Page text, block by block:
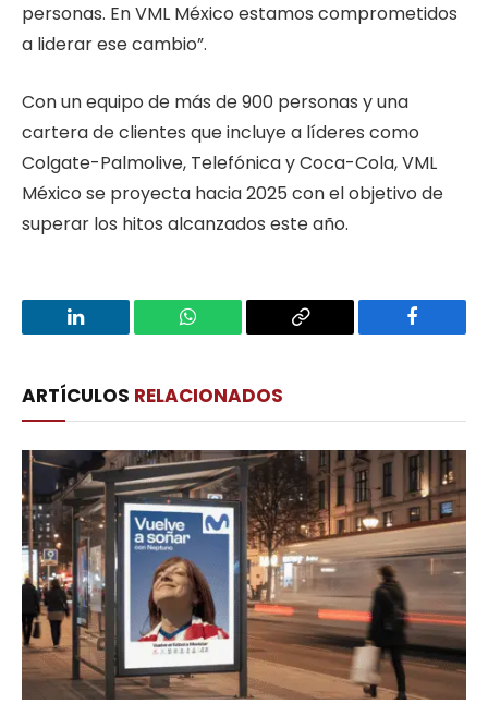
personas. En VML México estamos comprometidos
a liderar ese cambio”.
Con un equipo de más de 900 personas y una
cartera de clientes que incluye a líderes como
Colgate-Palmolive, Telefónica y Coca-Cola, VML
México se proyecta hacia 2025 con el objetivo de
superar los hitos alcanzados este año.
LinkedIn WhatsApp
Copy
Facebook
ARTÍCULOS RELACIONADOS